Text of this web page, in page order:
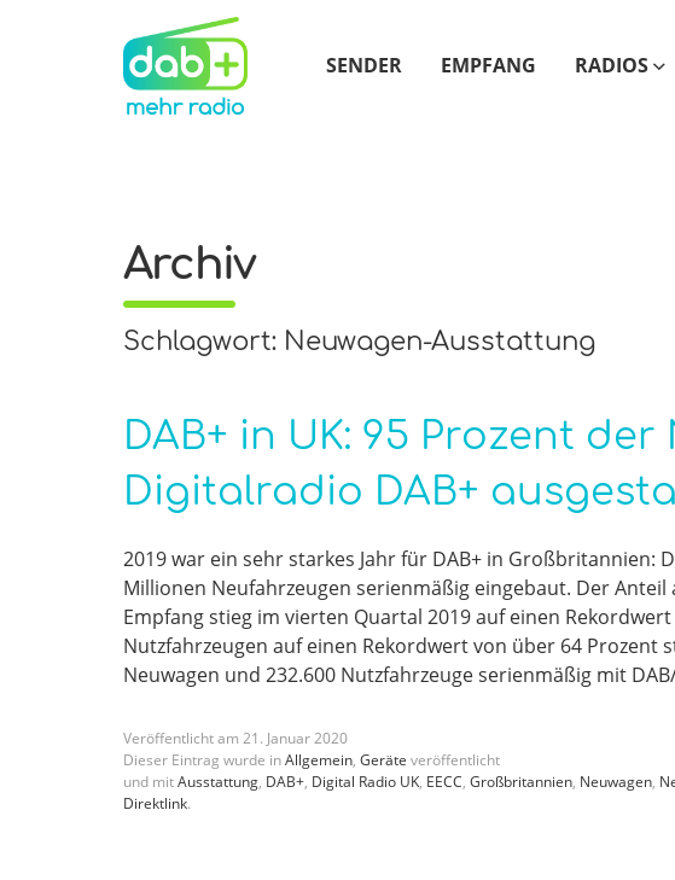
SENDER EMPFANG RADIOS
Archiv
Schlagwort: Neuwagen-Ausstattung
DAB+ in UK: 95 Prozent
Digitalradio DAB+
2019 war ein sehr starkes Jahr für DAB+ in Großbritannien:
Millionen Neufahrzeugen serienmäßig eingebaut. Der
Empfang stieg im vierten Quartal 2019 auf einen
Nutzfahrzeugen auf einen Rekordwert von über 64 Prozent
Neuwagen und 232.600 Nutzfahrzeuge serienmäßig mit
Veröffentlicht am 21 . Januar2020
Dieser Eintrag wurde inAllgemein, Geräte veröffentlicht
und mitAusstattung, DAB+, Digital Radio UK, EECC, Großbritannien, Neuwagen,
Direktlink.